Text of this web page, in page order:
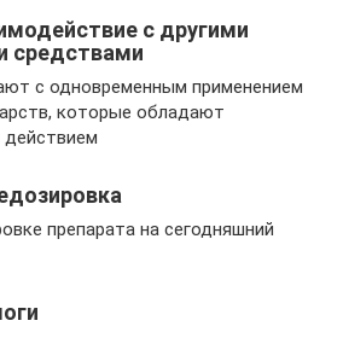
с другими
средствами
с одновременным применением
которые обладают
препарата на сегодняшний